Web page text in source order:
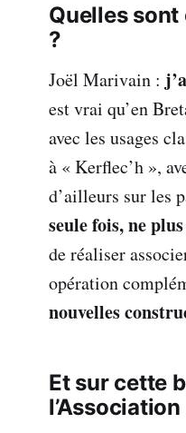
Quelles
?
Joël Marivain :
est vrai qu’en
avec les usages
à « Kerflec’h »,
d’ailleurs sur les
seule fois, ne
de réaliser
opération
nouvelles
Et sur cette